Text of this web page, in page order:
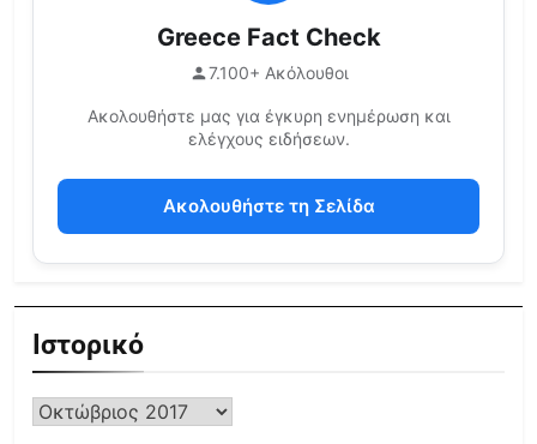
Greece Fact Check
7.100+ Ακόλουθοι
Ακολουθήστε μας για έγκυρη ενημέρωση και
ελέγχους ειδήσεων.
Ακολουθήστε τη Σελίδα
Ιστορικό